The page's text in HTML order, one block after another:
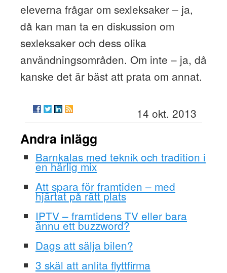
eleverna frågar om sexleksaker – ja,
då kan man ta en diskussion om
sexleksaker och dess olika
användningsområden. Om inte – ja, då
kanske det är bäst att prata om annat.
14 okt. 2013
Andra inlägg
Barnkalas med teknik och tradition i
en härlig mix
Att spara för framtiden – med
hjärtat på rätt plats
IPTV – framtidens TV eller bara
ännu ett buzzword?
Dags att sälja bilen?
3 skäl att anlita flyttfirma